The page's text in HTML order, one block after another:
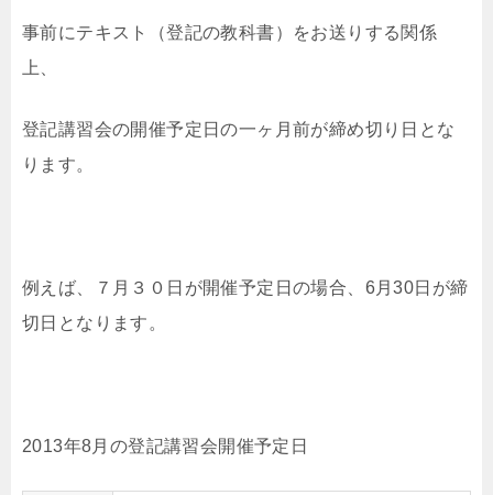
事前にテキスト（登記の教科書）をお送りする関係
上、
登記講習会の開催予定日の一ヶ月前が締め切り日とな
ります。
例えば、７月３０日が開催予定日の場合、6月30日が締
切日となります。
2013年8月の登記講習会開催予定日